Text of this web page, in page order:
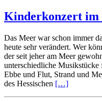
Kinderkonzert im
Das Meer war schon immer
heute sehr verändert. Wer
der seit jeher am Meer
unterschiedliche
Ebbe und Flut, Strand und
des Hessischen […]